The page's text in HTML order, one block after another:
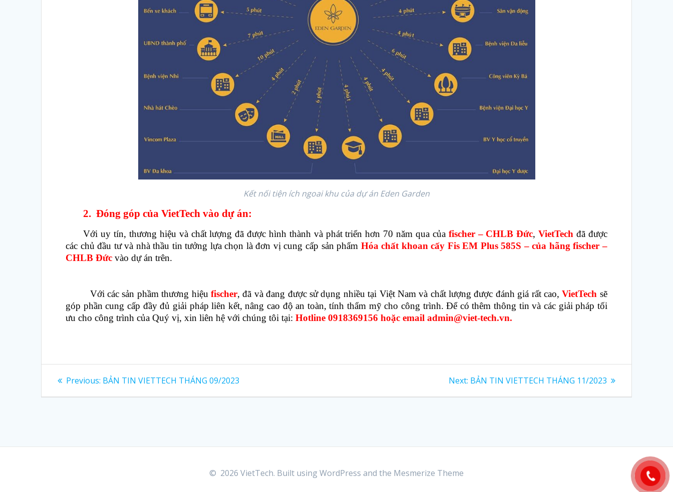
Kết nối tiện ích ngoai khu của dự án Eden Garden
2.Đóng góp của VietTech vào dự án:
Với uy tín, thương hiệu và chất lượng đã được hình thành và phát triển hơn 70 năm qua của fischer – CHLB Đức,VietTech đã được
các chủ đầu tư và nhà thầu tin tưởng lựa chọn là đơn vị cung cấp sản phẩm Hóa chất khoan cấy Fis EM Plus 585S –của hãng fischer –
CHLB Đứcvào dự án trên.
Với các sản phầm thương hiệufischer, đã và đang được sử dụng nhiều tại Việt Nam và chất lượng được đánh giá rất cao,VietTech sẽ
góp phần cung cấp đầy đủ giải pháp liên kết, nâng cao độ an toàn, tính thẩm mỹ cho công trình. Để có thêm thông tin và các giải pháp tối
ưu cho công trình của Quý vị, xin liên hệ với chúng tôi tại:Hotline 0918369156 hoặc email admin@viet-tech.vn.
Điều
hướng
Previous: Previous
BẢN TIN VIETTECH THÁNG 09/2023 Next: Next
BẢN TIN VIETTECH THÁNG 11/2023
© 2026 VietTech. Built using WordPress and the Mesmerize Theme